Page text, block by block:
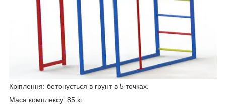
Кріплення: бетонується в грунт в 5 точках.
Маса комплексу: 85 кг.